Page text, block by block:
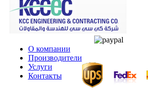
О компании
Производители
Услуги
Контакты